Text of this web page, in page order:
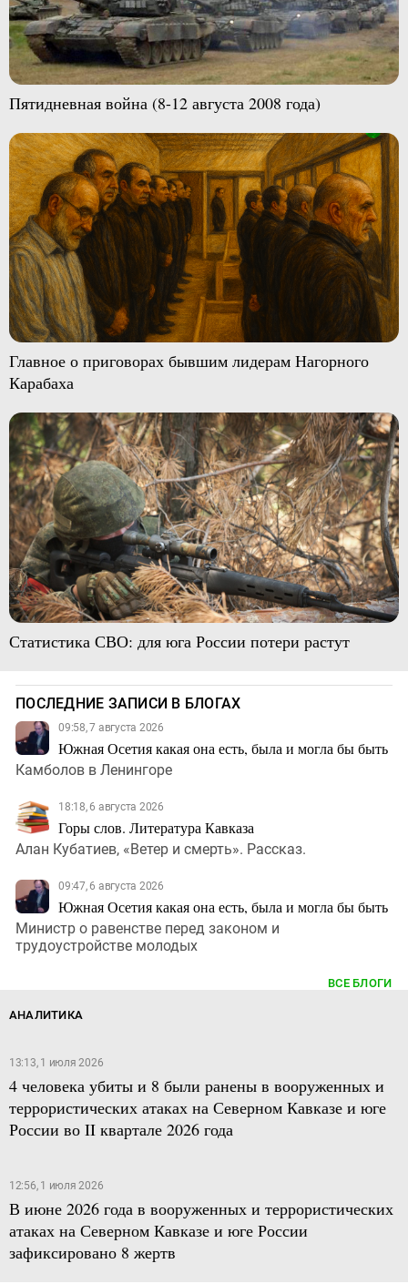
Пятидневная война (8-12 августа 2008 года)
Главное о приговорах бывшим лидерам Нагорного
Карабаха
Статистика СВО: для юга России потери растут
ПОСЛЕДНИЕ ЗАПИСИ В БЛОГАХ
09:58, 7 августа 2026
Южная Осетия какая она есть, была и могла бы быть
Камболов в Ленингоре
18:18, 6 августа 2026
Горы слов. Литература Кавказа
Алан Кубатиев, «Ветер и смерть». Рассказ.
09:47, 6 августа 2026
Южная Осетия какая она есть, была и могла бы быть
Министр о равенстве перед законом и
трудоустройстве молодых
ВСЕ БЛОГИ
АНАЛИТИКА
13:13, 1 июля 2026
4 человека убиты и 8 были ранены в вооруженных и
террористических атаках на Северном Кавказе и юге
России во II квартале 2026 года
12:56, 1 июля 2026
В июне 2026 года в вооруженных и террористических
атаках на Северном Кавказе и юге России
зафиксировано 8 жертв